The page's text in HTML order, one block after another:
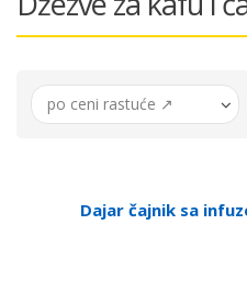
po ceni rastuće ↗
Dajar čajnik sa